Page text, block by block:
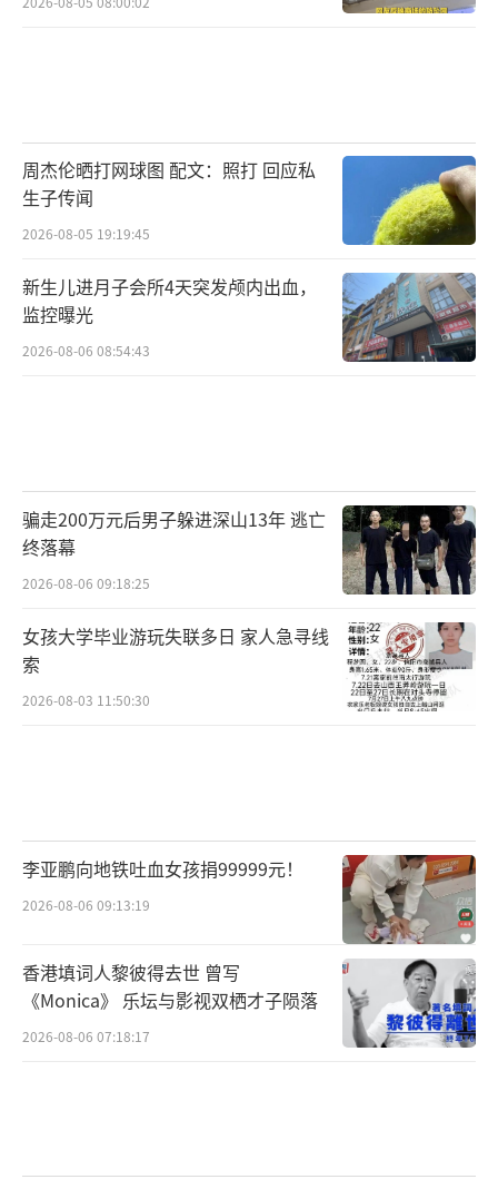
周杰伦晒打网球图 配文：照打 回应私
生子传闻
2026-08-05 19:19:45
新生儿进月子会所4天突发颅内出血，
监控曝光
2026-08-06 08:54:43
骗走200万元后男子躲进深山13年 逃亡
终落幕
2026-08-06 09:18:25
女孩大学毕业游玩失联多日 家人急寻线
索
2026-08-03 11:50:30
李亚鹏向地铁吐血女孩捐99999元！
2026-08-06 09:13:19
香港填词人黎彼得去世 曾写
《Monica》 乐坛与影视双栖才子陨落
2026-08-06 07:18:17